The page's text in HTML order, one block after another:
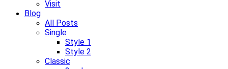
Visit
Blog
All Posts
Single
Style 1
Style 2
Classic